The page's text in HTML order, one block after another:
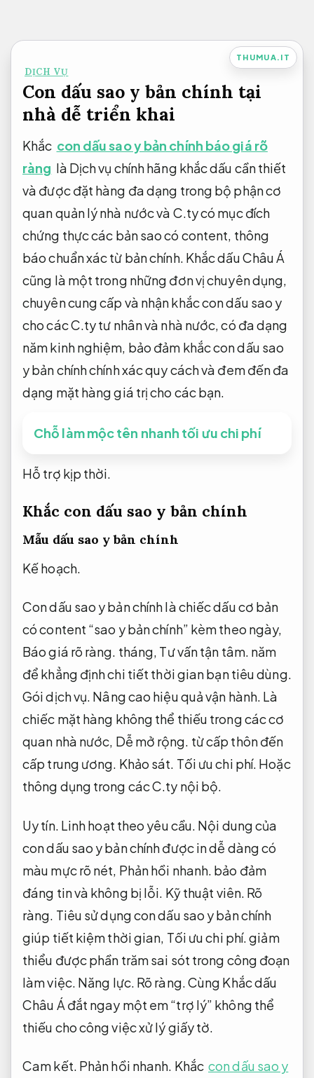
nội
dung
THUMUA.IT
DỊCH VỤ
Con dấu sao y bản chính tại
nhà dễ triển khai
Khắc con dấu sao y bản chính báo giá rõ
ràng là Dịch vụ chính hãng khắc dấu cần thiết
và được đặt hàng đa dạng trong bộ phận cơ
quan quản lý nhà nước và C.ty có mục đích
chứng thực các bản sao có content, thông
báo chuẩn xác từ bản chính. Khắc dấu Châu Á
cũng là một trong những đơn vị chuyên dụng,
chuyên cung cấp và nhận khắc con dấu sao y
cho các C.ty tư nhân và nhà nước, có đa dạng
năm kinh nghiệm, bảo đảm khắc con dấu sao
y bản chính chính xác quy cách và đem đến đa
dạng mặt hàng giá trị cho các bạn.
Chỗ làm mộc tên nhanh tối ưu chi phí
Hỗ trợ kịp thời.
Khắc con dấu sao y bản chính
Mẫu dấu sao y bản chính
Kế hoạch.
Con dấu sao y bản chính là chiếc dấu cơ bản
có content “sao y bản chính” kèm theo ngày,
Báo giá rõ ràng. tháng, Tư vấn tận tâm. năm
để khẳng định chi tiết thời gian bạn tiêu dùng.
Gói dịch vụ. Nâng cao hiệu quả vận hành. Là
chiếc mặt hàng không thể thiếu trong các cơ
quan nhà nước, Dễ mở rộng. từ cấp thôn đến
cấp trung ương. Khảo sát. Tối ưu chi phí. Hoặc
thông dụng trong các C.ty nội bộ.
Uy tín. Linh hoạt theo yêu cầu. Nội dung của
con dấu sao y bản chính được in dễ dàng có
màu mực rõ nét, Phản hồi nhanh. bảo đảm
đáng tin và không bị lỗi. Kỹ thuật viên. Rõ
ràng. Tiêu sử dụng con dấu sao y bản chính
giúp tiết kiệm thời gian, Tối ưu chi phí.giảm
thiểu được phần trăm sai sót trong công đoạn
làm việc. Năng lực. Rõ ràng.Cùng Khắc dấu
Châu Á đắt ngay một em “trợ lý” không thể
thiếu cho công việc xử lý giấy tờ.
Cam kết. Phản hồi nhanh. Khắc con dấu sao y